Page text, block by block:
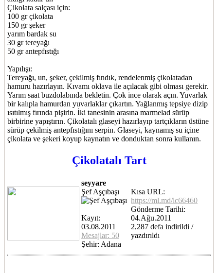
Çikolata salçası için:
100 gr çikolata
150 gr şeker
yarım bardak su
30 gr tereyağı
50 gr antepfıstığı
Yapılışı:
Tereyağı, un, şeker, çekilmiş fındık, rendelenmiş çikolatadan
hamuru hazırlayın. Kıvamı oklava ile açılacak gibi olması gerekir.
Yarım saat buzdolabında bekletin. Çok ince olarak açın. Yuvarlak
bir kalıpla hamurdan yuvarlaklar çıkartın. Yağlanmış tepsiye dizip
ısıtılmış fırında pişirin. İki tanesinin arasına marmelad sürüp
birbirine yapıştırın. Çikolatalı glaseyi hazırlayıp tartçıkların üstüne
sürüp çekilmiş antepfıstığını serpin. Glaseyi, kaynamış su içine
çikolata ve şekeri koyup kaynatın ve donduktan sonra kullanın.
Çikolatalı Tart
seyyare
Şef Aşçıbaşı
Kayıt:
03.08.2011
Mesajlar: 50
Şehir: Adana
Kısa URL:
https://ml.md/lc66460
Gönderme Tarihi:
04.Ağu.2011
2,287 defa indirildi /
yazdırıldı